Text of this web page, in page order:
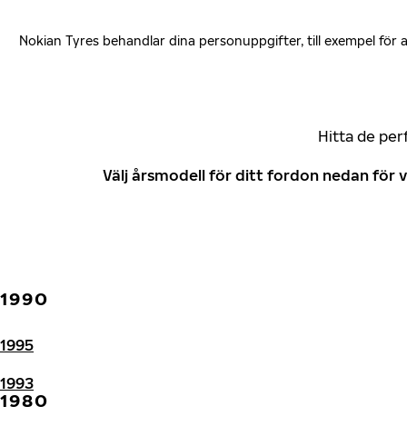
Nokian Tyres behandlar dina personuppgifter, till exempel
Hitta de
Välj årsmodell för ditt fordon nedan för
1990
1995
1993
1980